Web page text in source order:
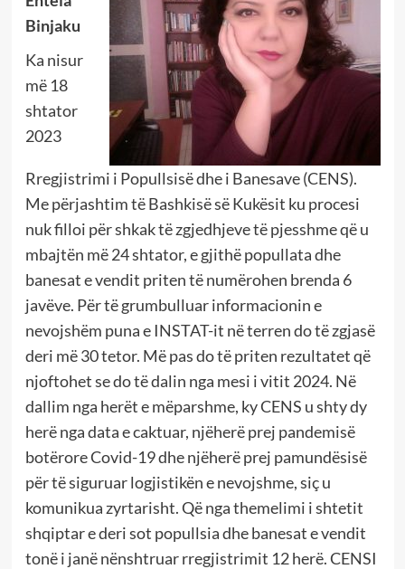
Binjaku
Ka nisur
më 18
shtator
2023
Rregjistrimi i Popullsisë dhe i Banesave (CENS).
Me përjashtim të Bashkisë së Kukësit ku procesi
nuk filloi për shkak të zgjedhjeve të pjesshme që u
mbajtën më 24 shtator, e gjithë popullata dhe
banesat e vendit priten të numërohen brenda 6
javëve. Për të grumbulluar informacionin e
nevojshëm puna e INSTAT-it në terren do të zgjasë
deri më 30 tetor. Më pas do të priten rezultatet që
njoftohet se do të dalin nga mesi i vitit 2024. Në
dallim nga herët e mëparshme, ky CENS u shty dy
herë nga data e caktuar, njëherë prej pandemisë
botërore Covid-19 dhe njëherë prej pamundësisë
për të siguruar logjistikën e nevojshme, siç u
komunikua zyrtarisht. Që nga themelimi i shtetit
shqiptar e deri sot popullsia dhe banesat e vendit
tonë i janë nënshtruar rregjistrimit 12 herë. CENSI